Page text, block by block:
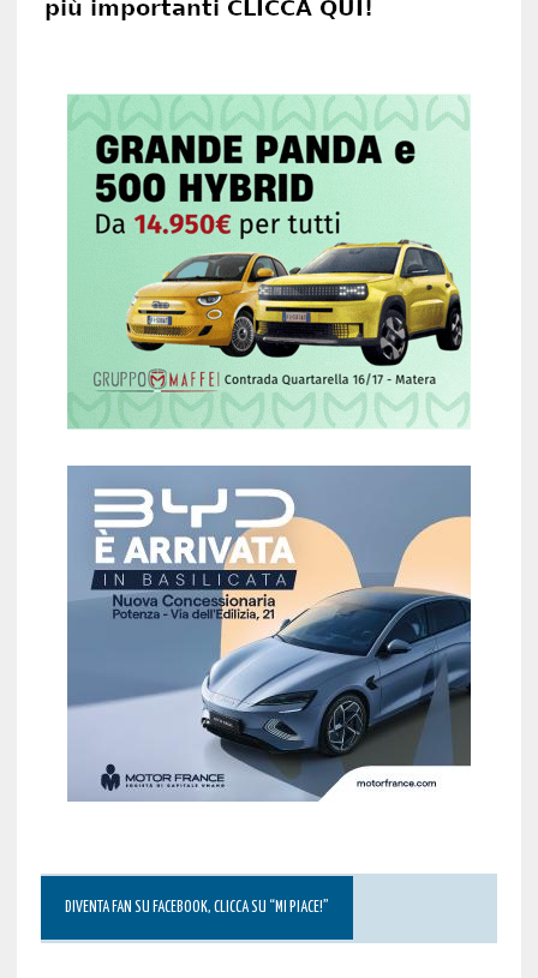
DIVENTA FAN SU FACEBOOK, CLICCA SU “MI PIACE!”